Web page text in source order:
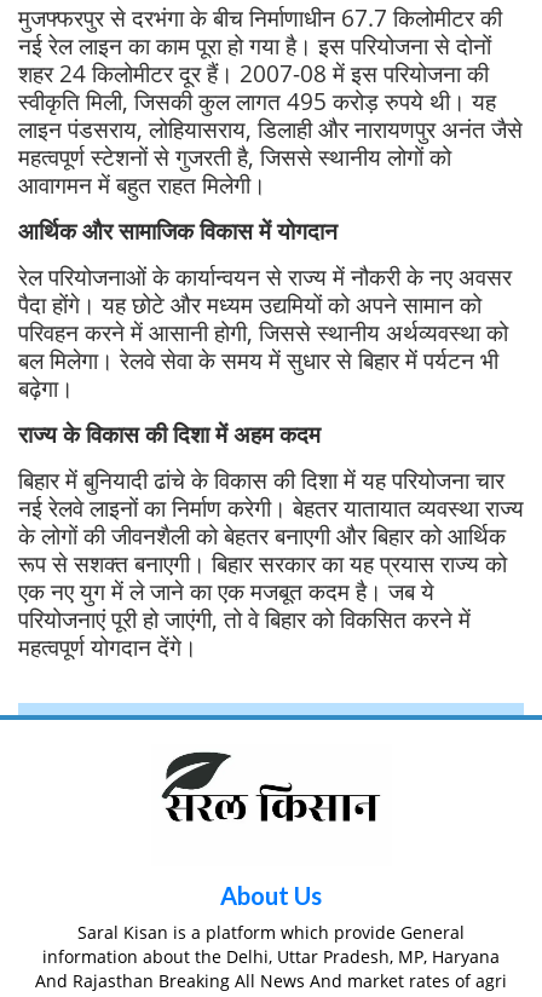
मुजफ्फरपुर से दरभंगा के बीच निर्माणाधीन 67.7 किलोमीटर की
नई रेल लाइन का काम पूरा हो गया है। इस परियोजना से दोनों
शहर 24 किलोमीटर दूर हैं। 2007-08 में इस परियोजना की
स्वीकृति मिली, जिसकी कुल लागत 495 करोड़ रुपये थी। यह
लाइन पंडसराय, लोहियासराय, डिलाही और नारायणपुर अनंत जैसे
महत्वपूर्ण स्टेशनों से गुजरती है, जिससे स्थानीय लोगों को
आवागमन में बहुत राहत मिलेगी।
आर्थिक और सामाजिक विकास में योगदान
रेल परियोजनाओं के कार्यान्वयन से राज्य में नौकरी के नए अवसर
पैदा होंगे। यह छोटे और मध्यम उद्यमियों को अपने सामान को
परिवहन करने में आसानी होगी, जिससे स्थानीय अर्थव्यवस्था को
बल मिलेगा। रेलवे सेवा के समय में सुधार से बिहार में पर्यटन भी
बढ़ेगा।
राज्य के विकास की दिशा में अहम कदम
बिहार में बुनियादी ढांचे के विकास की दिशा में यह परियोजना चार
नई रेलवे लाइनों का निर्माण करेगी। बेहतर यातायात व्यवस्था राज्य
के लोगों की जीवनशैली को बेहतर बनाएगी और बिहार को आर्थिक
रूप से सशक्त बनाएगी। बिहार सरकार का यह प्रयास राज्य को
एक नए युग में ले जाने का एक मजबूत कदम है। जब ये
परियोजनाएं पूरी हो जाएंगी, तो वे बिहार को विकसित करने में
महत्वपूर्ण योगदान देंगे।
About Us
Saral Kisan is a platform which provide General
information about the Delhi, Uttar Pradesh, MP, Haryana
And Rajasthan Breaking All News And market rates of agri